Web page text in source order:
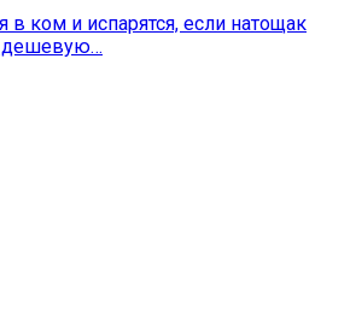
в ком и испарятся, если натощак
дешевую…